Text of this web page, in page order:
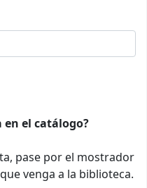
el catálogo?
pase por el mostrador
venga a la biblioteca.